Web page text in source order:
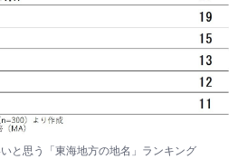
と思う「東海地方の地名」ランキング